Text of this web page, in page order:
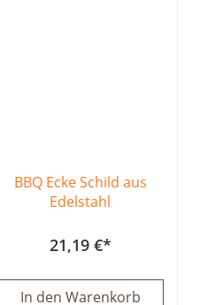
BBQ Ecke Schild aus
Edelstahl
21,19 €
In den Warenkorb